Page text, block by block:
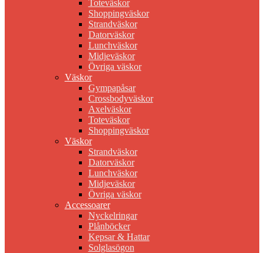
Toteväskor
Shoppingväskor
Strandväskor
Datorväskor
Lunchväskor
Midjeväskor
Övriga väskor
Väskor
Gympapåsar
Crossbodyväskor
Axelväskor
Toteväskor
Shoppingväskor
Väskor
Strandväskor
Datorväskor
Lunchväskor
Midjeväskor
Övriga väskor
Accessoarer
Nyckelringar
Plånböcker
Kepsar & Hattar
Solglasögon